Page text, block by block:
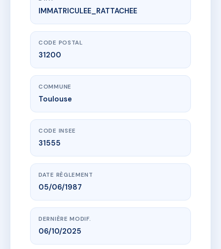
www.vme.plus/AH6440218
126 ROUTE D'ALBI
126 rte d'albi
IMMATRICULEE_RATTACHEE
CODE POSTAL
31200
COMMUNE
Toulouse
CODE INSEE
31555
DATE RÈGLEMENT
05/06/1987
DERNIÈRE MODIF.
06/10/2025